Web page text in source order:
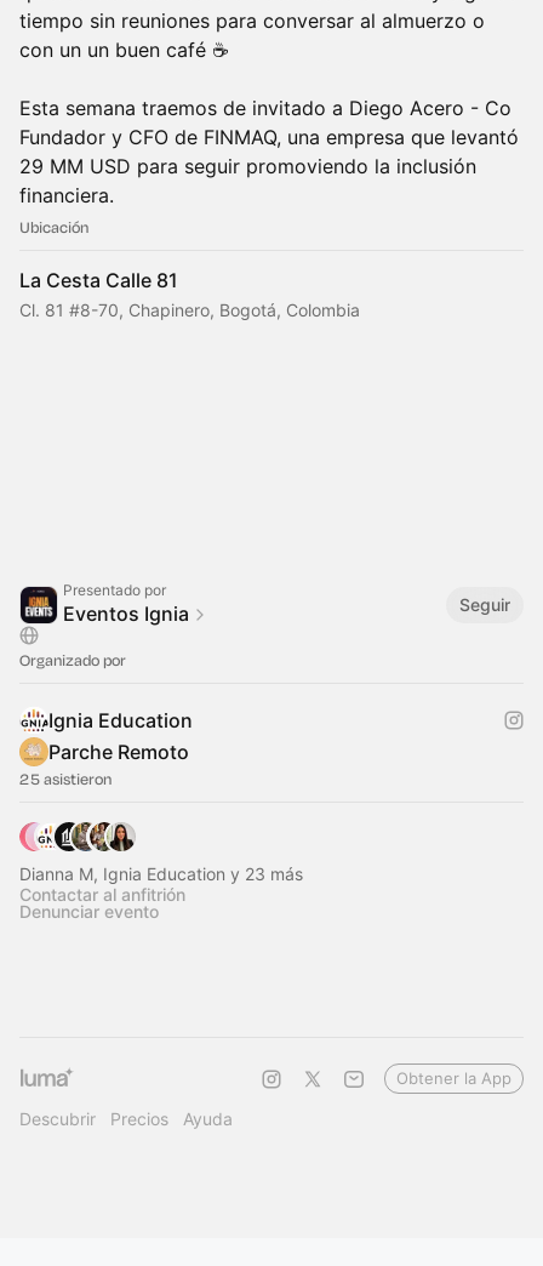
tiempo sin reuniones para conversar al almuerzo o
con un un buen café ☕
Esta semana traemos de invitado a Diego Acero - Co
Fundador y CFO de FINMAQ, una empresa que levantó
29 MM USD para seguir promoviendo la inclusión
financiera.
Ubicación
La Cesta Calle 81
Cl. 81 #8-70, Chapinero, Bogotá, Colombia
Presentado por
Eventos Ignia Seguir
Organizado por
Ignia Education
Parche Remoto
25 asistieron
Dianna M, Ignia Education y 23 más
Contactar al anfitrión
Denunciar evento
Descubrir Precios Ayuda
Obtener la App